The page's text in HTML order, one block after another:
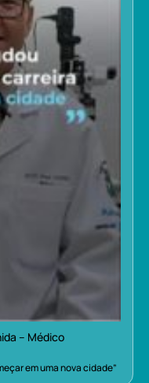
– Médico
em uma nova cidade”